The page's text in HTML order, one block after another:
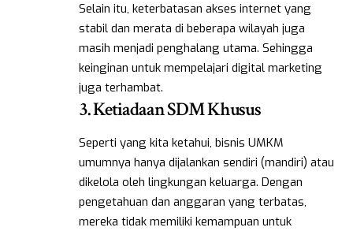
Selain itu, keterbatasan akses internet yang
stabil dan merata di beberapa wilayah juga
masih menjadi penghalang utama. Sehingga
keinginan untuk mempelajari digital marketing
juga terhambat.
3. Ketiadaan SDM Khusus
Seperti yang kita ketahui, bisnis UMKM
umumnya hanya dijalankan sendiri (mandiri) atau
dikelola oleh lingkungan keluarga. Dengan
pengetahuan dan anggaran yang terbatas,
mereka tidak memiliki kemampuan untuk